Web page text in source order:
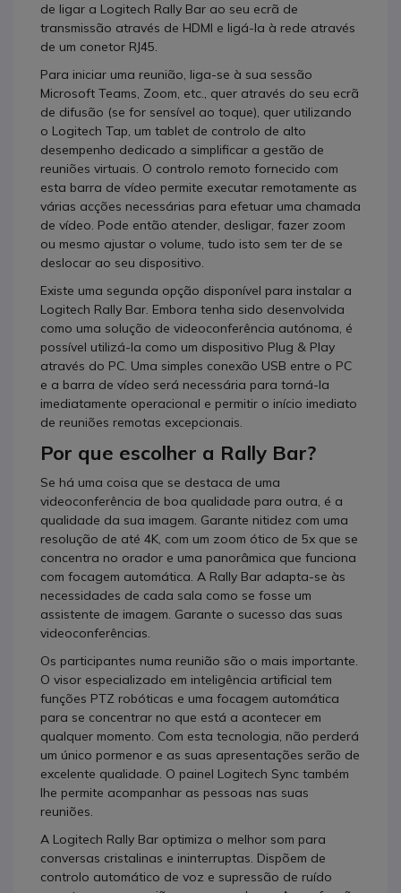
de ligar a Logitech Rally Bar ao seu ecrã de
transmissão através de HDMI e ligá-la à rede através
de um conetor RJ45.
Para iniciar uma reunião, liga-se à sua sessão
Microsoft Teams, Zoom, etc., quer através do seu ecrã
de difusão (se for sensível ao toque), quer utilizando
o Logitech Tap, um tablet de controlo de alto
desempenho dedicado a simplificar a gestão de
reuniões virtuais. O controlo remoto fornecido com
esta barra de vídeo permite executar remotamente as
várias acções necessárias para efetuar uma chamada
de vídeo. Pode então atender, desligar, fazer zoom
ou mesmo ajustar o volume, tudo isto sem ter de se
deslocar ao seu dispositivo.
Existe uma segunda opção disponível para instalar a
Logitech Rally Bar. Embora tenha sido desenvolvida
como uma solução de videoconferência autónoma, é
possível utilizá-la como um dispositivo Plug & Play
através do PC. Uma simples conexão USB entre o PC
e a barra de vídeo será necessária para torná-la
imediatamente operacional e permitir o início imediato
de reuniões remotas excepcionais.
Por que escolher a Rally Bar?
Se há uma coisa que se destaca de uma
videoconferência de boa qualidade para outra, é a
qualidade da sua imagem. Garante nitidez com uma
resolução de até 4K, com um zoom ótico de 5x que se
concentra no orador e uma panorâmica que funciona
com focagem automática. A Rally Bar adapta-se às
necessidades de cada sala como se fosse um
assistente de imagem. Garante o sucesso das suas
videoconferências.
Os participantes numa reunião são o mais importante.
O visor especializado em inteligência artificial tem
funções PTZ robóticas e uma focagem automática
para se concentrar no que está a acontecer em
qualquer momento. Com esta tecnologia, não perderá
um único pormenor e as suas apresentações serão de
excelente qualidade. O painel Logitech Sync também
lhe permite acompanhar as pessoas nas suas
reuniões.
A Logitech Rally Bar optimiza o melhor som para
conversas cristalinas e ininterruptas. Dispõem de
controlo automático de voz e supressão de ruído